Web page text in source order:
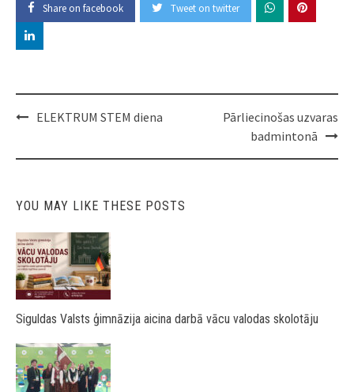
Share on facebook Tweet on twitter
PostELEKTRUM STEM diena
Pārliecinošas uzvaras
badmintonā
YOU MAY LIKE THESE POSTS
Siguldas Valsts ģimnāzija aicina darbā vācu valodas skolotāju